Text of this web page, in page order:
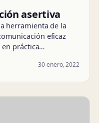
asertiva
herramienta de la
eficaz
práctica…
30 enero, 2022